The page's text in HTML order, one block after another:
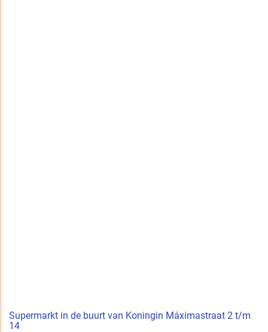
Supermarkt in de buurt van Koningin Máximastraat 2 t/m
14